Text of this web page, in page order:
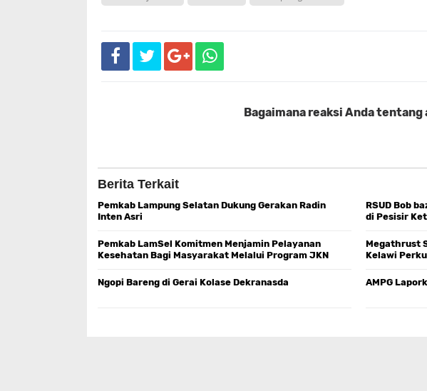
Bagaimana reaksi Anda
Berita Terkait
Pemkab Lampung Selatan Dukung Gerakan Radin
Inten Asri
RSUD Bob
di Pesisir
Pemkab LamSel Komitmen Menjamin Pelayanan
Kesehatan Bagi Masyarakat Melalui Program JKN
Megathrust
Kelawi
Ngopi Bareng di Gerai Kolase Dekranasda AMPG